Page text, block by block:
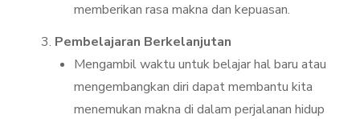
memberikan rasa makna dan kepuasan.
Pembelajaran Berkelanjutan
Mengambil waktu untuk belajar hal baru atau
mengembangkan diri dapat membantu kita
menemukan makna di dalam perjalanan hidup